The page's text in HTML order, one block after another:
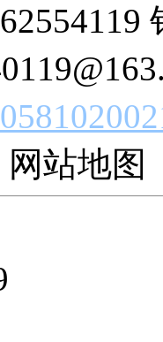
站地图